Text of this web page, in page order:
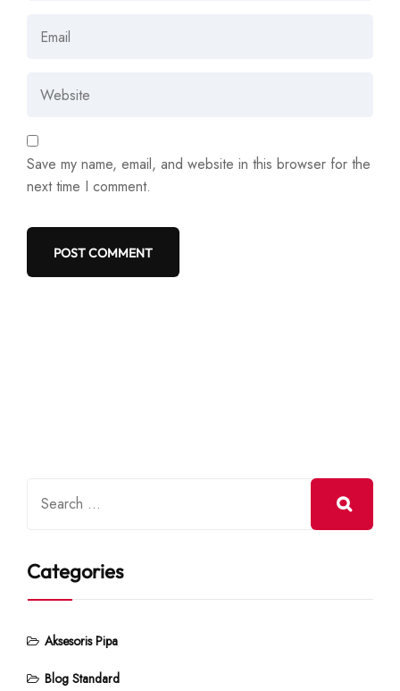
Save my name, email, and website in this browser for the
next time I comment.
Categories
Aksesoris Pipa
Blog Standard